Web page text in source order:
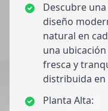
Descubre
diseño
natural en
una
fresca y
distribuida en
Planta Alta: